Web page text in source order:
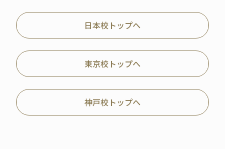
日本校トップへ
東京校トップへ
神戸校トップへ